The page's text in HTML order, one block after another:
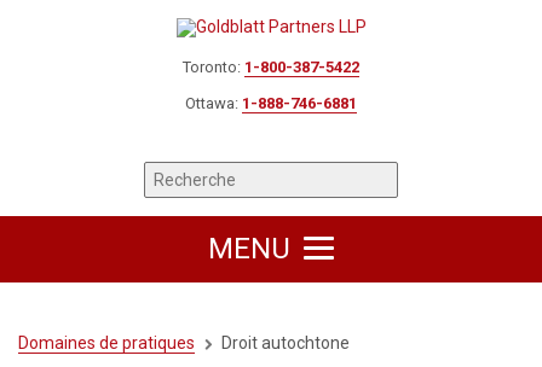
Toronto: 1-800-387-5422
Ottawa: 1-888-746-6881
MENU
Domaines de pratiques Droit autochtone